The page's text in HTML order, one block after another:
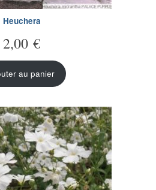
Heuchera
2,00 €
au panier